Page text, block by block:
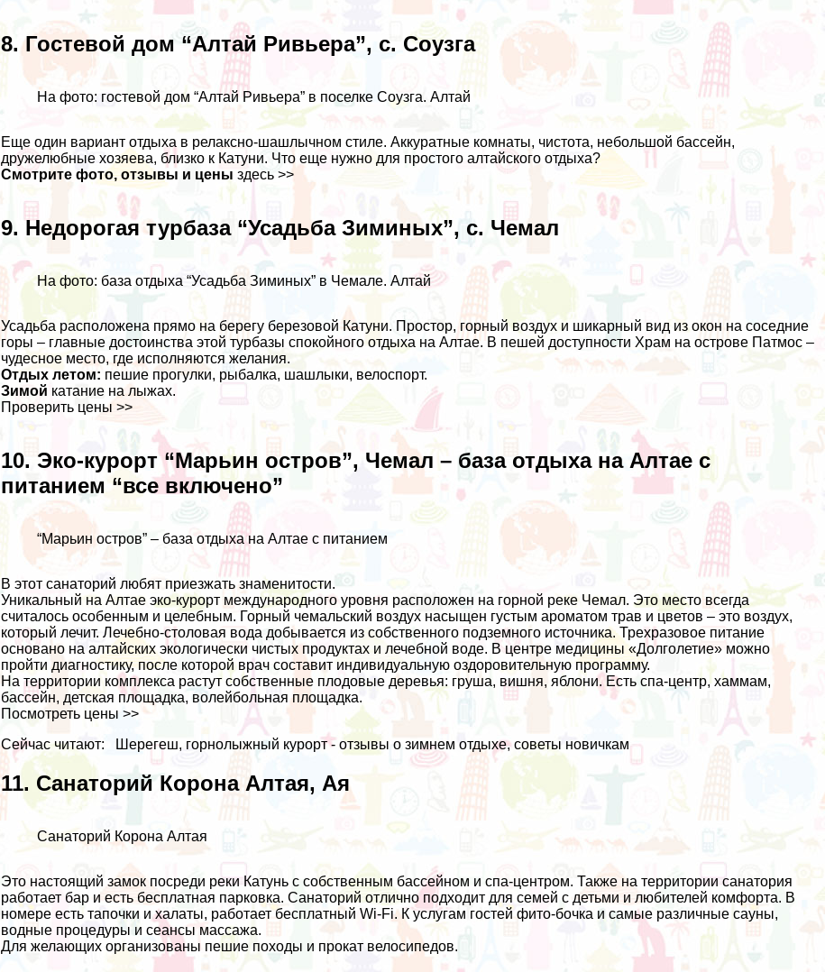
8. Гостевой дом “Алтай Ривьера”, с. Соузга
На фото: гостевой дом “Алтай Ривьера” в поселке Соузга. Алтай
Еще один вариант отдыха в релаксно-шашлычном стиле. Аккуратные комнаты, чистота, небольшой бассейн,
дружелюбные хозяева, близко к Катуни. Что еще нужно для простого алтайского отдыха?
Смотрите фото, отзывы и цены здесь >>
9. Недорогая турбаза “Усадьба Зиминых”, с. Чемал
На фото: база отдыха “Усадьба Зиминых” в Чемале. Алтай
Усадьба расположена прямо на берегу березовой Катуни. Простор, горный воздух и шикарный вид из окон на соседние
горы – главные достоинства этой турбазы спокойного отдыха на Алтае. В пешей доступности Храм на острове Патмос –
чудесное место, где исполняются желания.
Отдых летом: пешие прогулки, рыбалка, шашлыки, велоспорт.
Зимой катание на лыжах.
Проверить цены >>
10. Эко-курорт “Марьин остров”, Чемал – база отдыха на Алтае с
питанием “все включено”
“Марьин остров” – база отдыха на Алтае с питанием
В этот санаторий любят приезжать знаменитости.
Уникальный на Алтае эко-курорт международного уровня расположен на горной реке Чемал. Это место всегда
считалось особенным и целебным. Горный чемальский воздух насыщен густым ароматом трав и цветов – это воздух,
который лечит. Лечебно-столовая вода добывается из собственного подземного источника. Трехразовое питание
основано на алтайских экологически чистых продуктах и лечебной воде. В центре медицины «Долголетие» можно
пройти диагностику, после которой врач составит индивидуальную оздоровительную программу.
На территории комплекса растут собственные плодовые деревья: груша, вишня, яблони. Есть спа-центр, хаммам,
бассейн, детская площадка, волейбольная площадка.
Посмотреть цены >>
Сейчас читают:
Шерегеш, горнолыжный курорт - отзывы о зимнем отдыхе, советы новичкам
11. Санаторий Корона Алтая, Ая
Санаторий Корона Алтая
Это настоящий замок посреди реки Катунь с собственным бассейном и спа-центром. Также на территории санатория
работает бар и есть бесплатная парковка. Санаторий отлично подходит для семей с детьми и любителей комфорта. В
номере есть тапочки и халаты, работает бесплатный Wi-Fi. К услугам гостей фито-бочка и самые различные сауны,
водные процедуры и сеансы массажа.
Для желающих организованы пешие походы и прокат велосипедов.